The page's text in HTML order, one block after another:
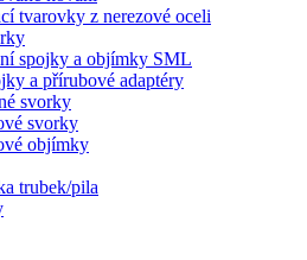
tvarovky z nerezové oceli
spojky a objímky SML
a přírubové adaptéry
svorky
svorky
objímky
trubek/pila